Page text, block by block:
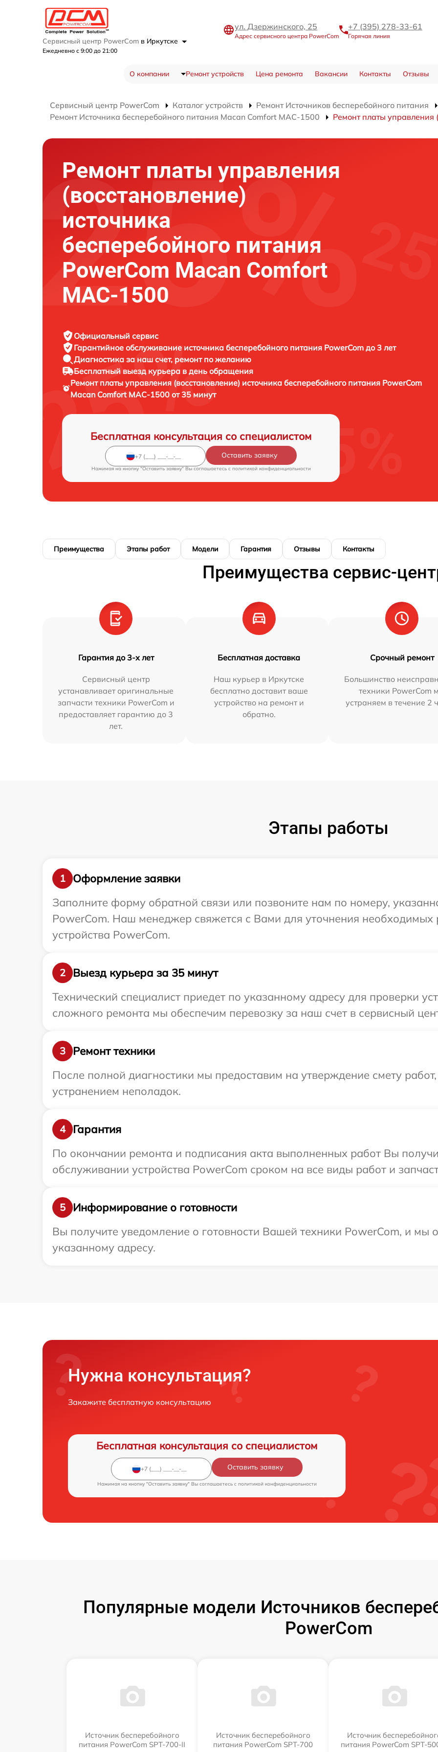
Сервисный центр PowerCom в Иркутске
Ежедневно с 9:00 до 21:00
ул. Дзержинского, 25
Адрес сервисного центра PowerCom
+7 (395) 278-33-61
Горячая линия
О компании Ремонт устройств Цена ремонта Вакансии Контакты Отзывы
Сервисный центр PowerCom Каталог устройств
Ремонт Источников бесперебойного питания
Ремонт Источника бесперебойного питания Macan Comfort MAC-1500
Ремонт платы управления
Ремонт платы управления
(восстановление)
источника
бесперебойного питания
PowerCom Macan Comfort
MAC-1500
Официальный сервис
Гарантийное обслуживание источника бесперебойного питания PowerCom до 3 лет
Диагностика за наш счет, ремонт по желанию
Бесплатный выезд курьера в день обращения
Ремонт платы управления (восстановление) источника бесперебойного питания PowerCom
Macan Comfort MAC-1500 от 35 минут
Бесплатная консультация со специалистом
Оставить заявку
Нажимая на кнопку "Оставить заявку" Вы соглашаетесь c политикой конфиденциальности
Преимущества Этапы работ Модели Гарантия Отзывы Контакты
Преимущества сервис-
Гарантия до 3-х лет
Сервисный центр
устанавливает оригинальные
запчасти техники PowerCom и
предоставляет гарантию до 3
лет.
Бесплатная доставка
Наш курьер в Иркутске
бесплатно доставит ваше
устройство на ремонт и
обратно.
Срочный ремонт
Большинство
техники PowerCom
устраняем в течение 2
Этапы работы
1
Оформление заявки
Заполните форму обратной связи или позвоните нам по номеру,
PowerCom. Наш менеджер свяжется с Вами для уточнения
устройства PowerCom.
2
Выезд курьера за 35 минут
Технический специалист приедет по указанному адресу для проверки
сложного ремонта мы обеспечим перевозку за наш счет в сервисный
3
Ремонт техники
После полной диагностики мы предоставим на утверждение смету
устранением неполадок.
4
Гарантия
По окончании ремонта и подписания акта выполненных работ Вы
обслуживании устройства PowerCom сроком на все виды работ и
5
Информирование о готовности
Вы получите уведомление о готовности Вашей техники PowerCom, и мы
указанному адресу.
Нужна консультация?
Закажите бесплатную консультацию
Бесплатная консультация со специалистом
Оставить заявку
Нажимая на кнопку "Оставить заявку" Вы соглашаетесь c политикой конфиденциальности
Популярные модели Источников
PowerCom
Источник бесперебойного
питания PowerCom SPT-700-II
Источник бесперебойного
питания PowerCom SPT-700
Источник
питания PowerCom SPT-